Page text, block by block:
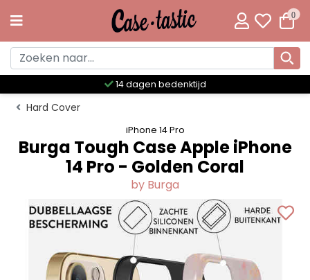
0
Meer dan 300 unieke designs
Hard Cover
iPhone 14 Pro
Burga Tough Case Apple iPhone
14 Pro - Golden Coral
by Burga